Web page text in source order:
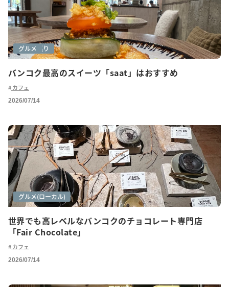
バンコク最高のスイーツ「saat」はおすすめ
カフェ巡り
グルメ
カフェ
2026/07/14
世界でも高レベルなバンコクのチョコレート専門店
「Fair Chocolate」
カフェ巡り
グルメ(ローカル)
カフェ
2026/07/14